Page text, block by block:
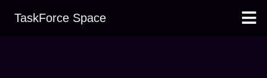
TaskForce Space